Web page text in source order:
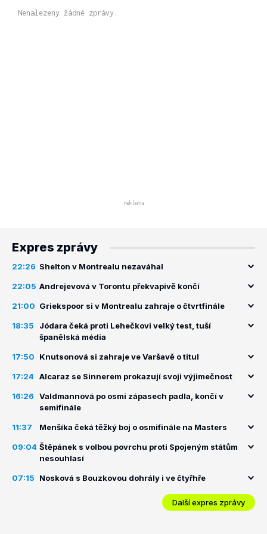
Nenalezeny žádné zprávy.
Expres zprávy
22:26 Shelton v Montrealu nezaváhal
22:05 Andrejevová v Torontu překvapivě končí
21:00 Griekspoor si v Montrealu zahraje o čtvrtfinále
18:35
Jódara čeká proti Lehečkovi velký test, tuší
španělská média
17:50 Knutsonová si zahraje ve Varšavě o titul
17:24 Alcaraz se Sinnerem prokazují svoji výjimečnost
16:26
Valdmannová po osmi zápasech padla, končí v
semifinále
11:37 Menšíka čeká těžký boj o osmifinále na Masters
09:04 Štěpánek s volbou povrchu proti Spojeným státům
nesouhlasí
07:15 Nosková s Bouzkovou dohrály i ve čtyřhře
Další expres zprávy